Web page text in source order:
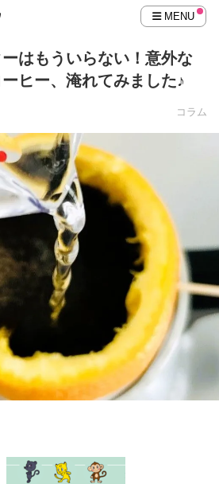
MENU
はもういらない！意外な
ヒー、淹れてみました♪
コラム